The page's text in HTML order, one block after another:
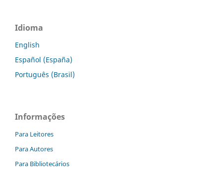
Idioma
English
Español (España)
Português (Brasil)
Informações
Para Leitores
Para Autores
Para Bibliotecários